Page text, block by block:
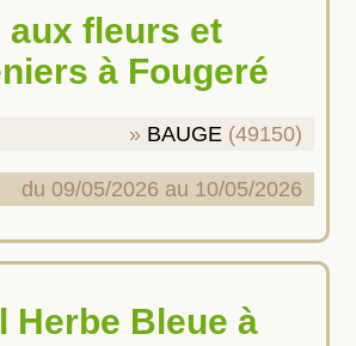
à Fougeré
BAUGE (49150)
du 09/05/2026 au 10/05/2026